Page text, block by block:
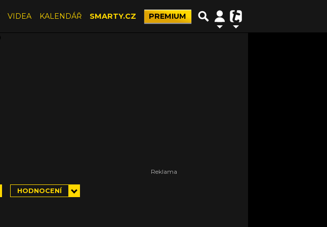
VIDEA KALENDÁŘ SMARTY.CZ PREMIUM
HODNOCENÍ